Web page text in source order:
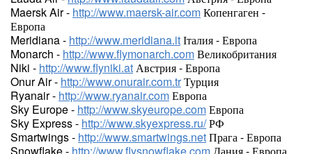
Maersk Air - http://www.maersk-air.comКопенгаген -
Европа
Meridiana - http://www.meridiana.itІталия - Европа
Monarch - http://www.flymonarch.comВеликобритания
Niki - http://www.flyniki.atАвстрия - Европа
Onur Air - http://www.onurair.com.trТурция
Ryanair - http://www.ryanair.comЕвропа
Sky Europe - http://www.skyeurope.comЕвропа
Sky Express - http://www.skyexpress.ru/РФ
Smartwings - http://www.smartwings.netПрага - Европа